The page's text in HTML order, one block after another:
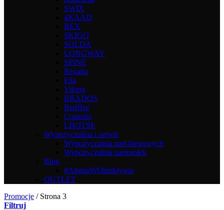
SWIX
4KAAD
REX
SKIGO
SOLDA
LONGWAY
SPINE
Regatta
Fila
Viking
BRADOS
RedHot
Comodo
LHOTSE
Wypożyczalnia i serwis
Wypożyczalnia nart biegowych
Wypożyczalnia nartorolek
Blog
#AlpinaWObiektywie
OUTLET
Promocje /Strona 3
Filtruj